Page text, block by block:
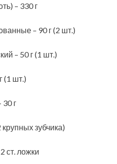
– 330 г
– 90 г (2 шт.)
– 50 г (1 шт.)
(1 шт.)
30 г
крупных зубчика)
ст. ложки